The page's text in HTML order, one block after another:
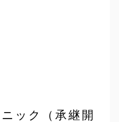
ック（承継開